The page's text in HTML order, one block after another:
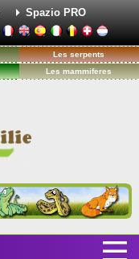
Spazio PRO
Les serpents
Les mammiferes